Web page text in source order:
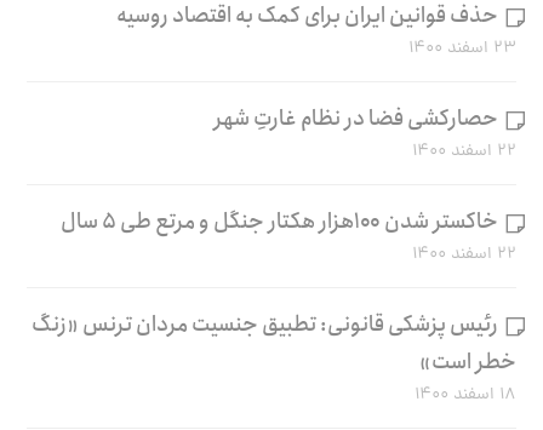
حذف قوانین ایران برای کمک به اقتصاد روسیه
۲۳ اسفند ۱۴۰۰
حصارکشی فضا در نظام غارتِ شهر
۲۲ اسفند ۱۴۰۰
خاکستر شدن ۱۰۰هزار هکتار جنگل و مرتع طی ۵ سال
۲۲ اسفند ۱۴۰۰
رئیس پزشکی قانونی: تطبیق جنسیت مردان ترنس «زنگ
خطر است»
۱۸ اسفند ۱۴۰۰